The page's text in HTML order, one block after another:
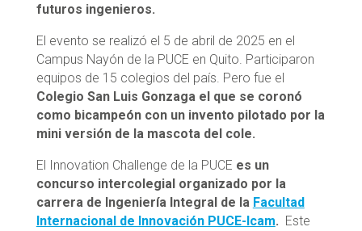
futuros ingenieros.
El evento se realizó el 5 de abril de 2025 en el
Campus Nayón de la PUCE en Quito. Participaron
equipos de 15 colegios del país. Pero fue el
Colegio San Luis Gonzaga el que se coronó
como bicampeón con un invento pilotado por la
mini versión de la mascota del cole.
El Innovation Challenge de la PUCE es un
concurso intercolegial organizado por la
carrera de Ingeniería Integral de la Facultad
Internacional de Innovación PUCE-Icam. Este